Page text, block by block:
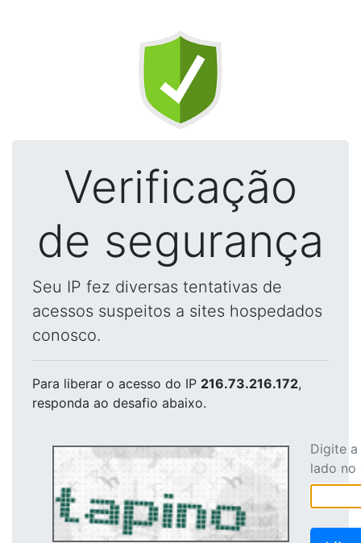
Verificação
de segurança
Seu IP fez diversas tentativas de
acessos suspeitos a sites hospedados
conosco.
Para liberar o acesso do IP 216.73.216.172,
responda ao desafio abaixo.
Digite
lado no